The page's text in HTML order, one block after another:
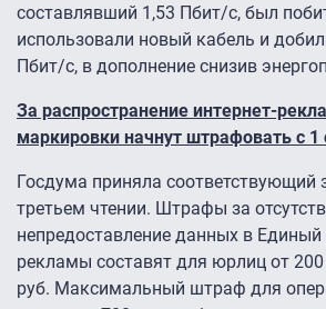
составлявший 1,53 Пбит/с, был
использовали новый кабель и
Пбит/с, в дополнение снизив
За распространение интернет-
маркировки начнут штрафовать с 1
Госдума приняла соответствующий
третьем чтении. Штрафы за
непредоставление данных в Единый
рекламы составят для юрлиц от
руб. Максимальный штраф для